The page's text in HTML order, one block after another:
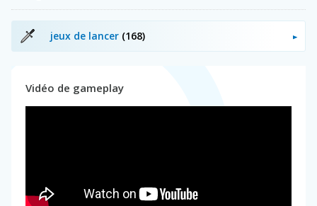
jeux de lancer (168)
Vidéo de gameplay